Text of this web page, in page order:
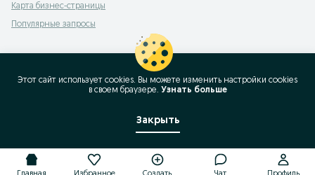
Карта бизнес-страницы
Популярные запросы
Этот сайт использует cookies. Вы можете изменить настройки cookies
в своeм браузере. Узнать больше
Закрыть